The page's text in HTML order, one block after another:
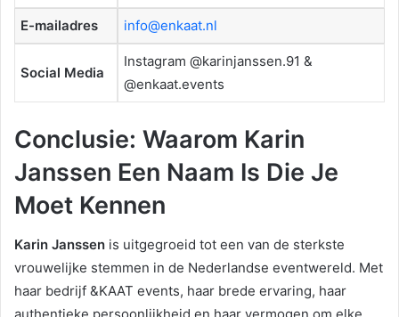
E-mailadres info@enkaat.nl
Social Media
Instagram @karinjanssen.91 &
@enkaat.events
Conclusie: Waarom Karin
Janssen Een Naam Is Die Je
Moet Kennen
Karin Janssen is uitgegroeid tot een van de sterkste
vrouwelijke stemmen in de Nederlandse eventwereld. Met
haar bedrijf &KAAT events, haar brede ervaring, haar